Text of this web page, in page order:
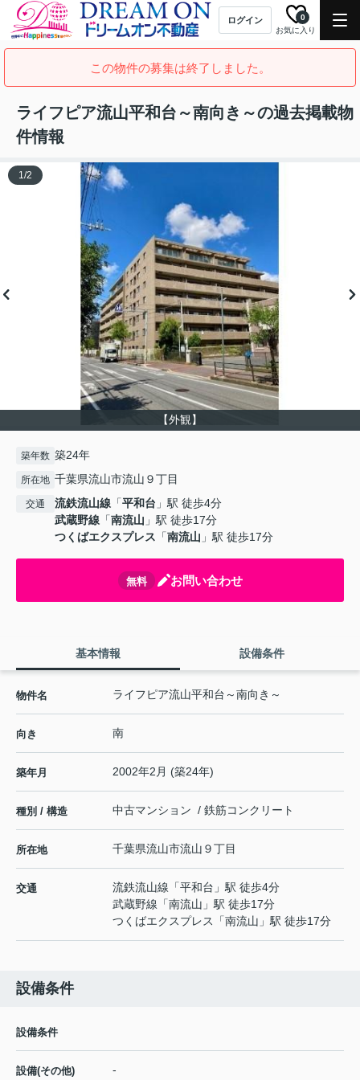
ログイン
お気に入り
0
この物件の募集は終了しました。
ライフピア流山平和台～南向き～の過去掲載物
件情報
【外観】
1/2
築年数 築24年
所在地 千葉県流山市流山９丁目
交通 流鉄流山線 「平和台 」駅 徒歩4分
武蔵野線 「南流山 」駅 徒歩17分
つくばエクスプレス 「南流山 」駅 徒歩17分
無料 お問い合わせ
基本情報 設備条件
物件名 ライフピア流山平和台～南向き～
向き 南
築年月 2002年2月 (築24年)
種別 / 構造 中古マンション / 鉄筋コンクリート
所在地 千葉県流山市流山 ９丁目
交通 流鉄流山線 「平和台 」駅 徒歩4分
武蔵野線 「南流山 」駅 徒歩17分
つくばエクスプレス
「南流山 」駅 徒歩17分
設備条件
設備条件
設備(その他) -